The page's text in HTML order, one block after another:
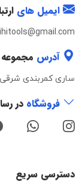
ایمیل های
آدرس مجموعه
ساری کمربندی
فروشگاه در
دسترسی سریع